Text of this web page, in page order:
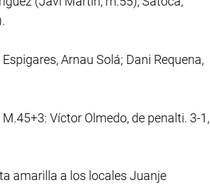
Arnau Solá; Dani Requena,
Víctor Olmedo, de penalti. 3-1,
amarilla a los locales Juanje